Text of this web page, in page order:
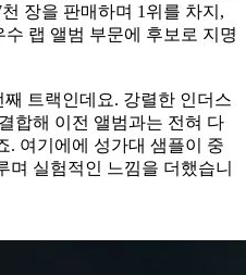
장을 판매하며 1위를 차지,
랩 앨범 부문에 후보로 지명
째 트랙인데요. 강렬한 인더스
합해 이전 앨범과는 전혀 다
. 여기에에 성가대 샘플이 중
며 실험적인 느낌을 더했습니